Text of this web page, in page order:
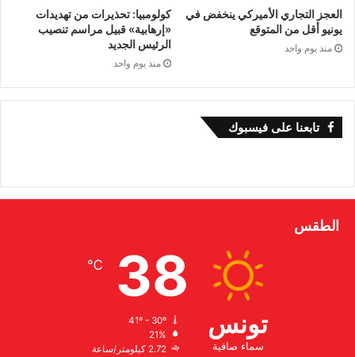
العجز التجاري الأميركي ينخفض في
يونيو أقل من المتوقع
منذ يوم واحد
كولومبيا: تحذيرات من تهديدات
«إرهابية» قبيل مراسم تنصيب
الرئيس الجديد
منذ يوم واحد
تابعنا على فيسبوك
الطقس
تونس
سماء صافية
38
℃
21%
2.72 كيلومتر/ساعة